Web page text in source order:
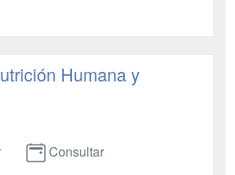
Humana y
Consultar